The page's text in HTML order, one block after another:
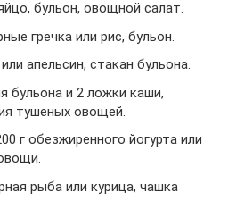
бульон, овощной салат.
гречка или рис, бульон.
апельсин, стакан бульона.
бульона и 2 ложки каши,
тушеных овощей.
г обезжиренного йогурта или
рыба или курица, чашка